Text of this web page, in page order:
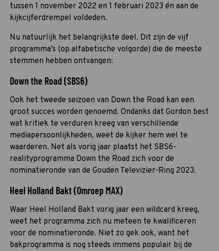
tussen 1 november 2022 en 1 februari 2023 én aan de
kijkcijferdrempel voldeden.
Nu natuurlijk het belangrijkste deel. Dit zijn de vijf
programma’s (op alfabetische volgorde) die de meeste
stemmen hebben ontvangen:
Down the Road (SBS6)
Ook het tweede seizoen van Down the Road kan een
groot succes worden genoemd. Ondanks dat Gordon best
wat kritiek te verduren kreeg van verschillende
mediapersoonlijkheden, weet de kijker hem wel te
waarderen. Net als vorig jaar plaatst het SBS6-
realityprogramma Down the Road zich voor de
nominatieronde van de Gouden Televizier-Ring 2023.
Heel Holland Bakt (Omroep MAX)
Waar Heel Holland Bakt vorig jaar een wildcard kreeg,
weet het programma zich nu meteen te kwalificeren
voor de nominatieronde. Niet zo gek ook, want het
bakprogramma is nog steeds immens populair bij de